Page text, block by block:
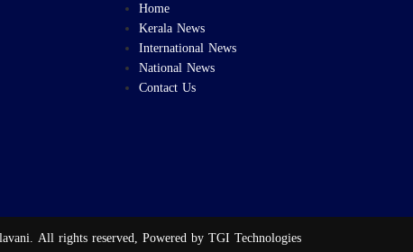
Home
Kerala News
International News
National News
Contact Us
All rights reserved, Powered by TGI Technologies